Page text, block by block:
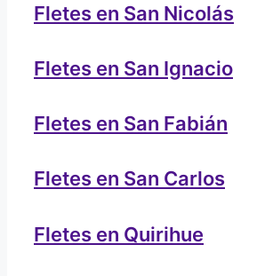
Fletes en San Nicolás
Fletes en San Ignacio
Fletes en San Fabián
Fletes en San Carlos
Fletes en Quirihue